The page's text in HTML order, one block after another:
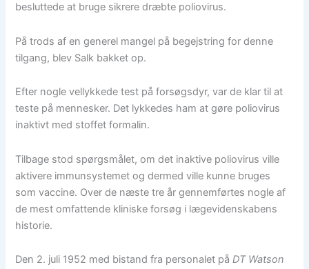
besluttede at bruge sikrere dræbte poliovirus.
På trods af en generel mangel på begejstring for denne
tilgang, blev Salk bakket op.
Efter nogle vellykkede test på forsøgsdyr, var de klar til at
teste på mennesker. Det lykkedes ham at gøre poliovirus
inaktivt med stoffet formalin.
Tilbage stod spørgsmålet, om det inaktive poliovirus ville
aktivere immunsystemet og dermed ville kunne bruges
som vaccine. Over de næste tre år gennemførtes nogle af
de mest omfattende kliniske forsøg i lægevidenskabens
historie.
Den 2. juli 1952 med bistand fra personalet påDT Watson